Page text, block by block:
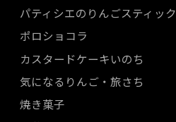
パティシエのりんごスティック
ポロショコラ
カスタードケーキいのち
気になるりんご・旅さち
焼き菓子